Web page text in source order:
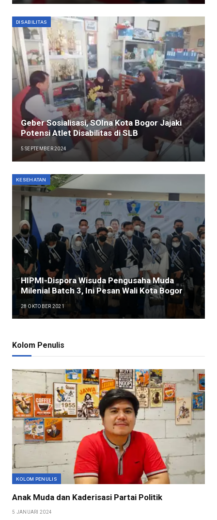
DISABILITAS
Geber Sosialisasi, SOIna Kota Bogor Jajaki
Potensi Atlet Disabilitas di SLB
5 SEPTEMBER 2024
KESEHATAN
HIPMI-Dispora Wisuda Pengusaha Muda
Milenial Batch 3, Ini Pesan Wali Kota Bogor
28 OKTOBER 2021
Kolom Penulis
KOLOM PENULIS
Anak Muda dan Kaderisasi Partai Politik
5 JANUARI 2024